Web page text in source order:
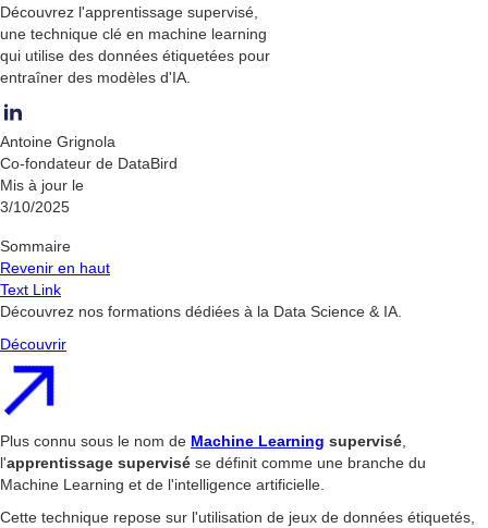
Découvrez l'apprentissage supervisé,
une technique clé en machine learning
qui utilise des données étiquetées pour
entraîner des modèles d'IA.
Antoine Grignola
Co-fondateur de DataBird
Mis à jour le
3/10/2025
Sommaire
Revenir en haut
Text Link
Découvrez nos formations dédiées à la Data Science & IA.
Découvrir
Plus connu sous le nom de Machine Learning supervisé
l'apprentissage supervisé se définit comme une branche du
Machine Learning et de l'intelligence artificielle.
Cette technique repose sur l'utilisation de jeux de données étiquetés,